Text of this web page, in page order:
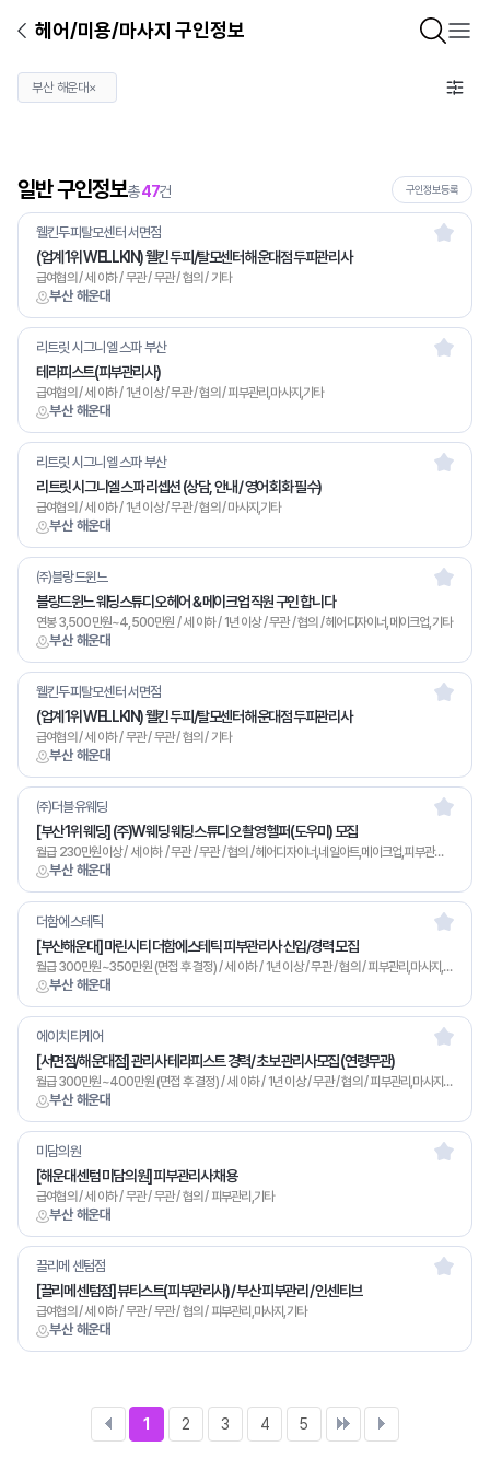
헤어/미용/마사지 구인정보
부산 해운대×
일반 구인정보총47건 구인정보등록
부산 해운대
웰킨두피탈모센터 서면점
(업계 1위 WELLKIN) 웰킨 두피/탈모센터 해운대점 두피관리사
급여협의 / 세 이하 / 무관 / 무관 / 협의 / 기타
부산 해운대
리트릿 시그니엘 스파 부산
테라피스트(피부관리사)
급여협의 / 세 이하 / 1년 이상 / 무관 / 협의 / 피부관리,마사지,기타
부산 해운대
리트릿 시그니엘 스파 부산
리트릿 시그니엘 스파 리셉션 (상담, 안내 / 영어 회화 필수)
급여협의 / 세 이하 / 1년 이상 / 무관 / 협의 / 마사지,기타
부산 해운대
㈜블랑드윈느
블랑드윈느 웨딩스튜디오 헤어 & 메이크업 직원 구인 합니다
연봉 3,500만원~4,500만원 / 세 이하 / 1년 이상 / 무관 / 협의 / 헤어디자이너,메이크업,기타
부산 해운대
웰킨두피탈모센터 서면점
(업계 1위 WELLKIN) 웰킨 두피/탈모센터 해운대점 두피관리사
급여협의 / 세 이하 / 무관 / 무관 / 협의 / 기타
부산 해운대
㈜더블유웨딩
[부산 1위 웨딩] (주)W웨딩 웨딩스튜디오 촬영 헬퍼(도우미) 모집
월급 230만원이상 / 세 이하 / 무관 / 무관 / 협의 / 헤어디자이너,네일아트,메이크업,피부관리,뷰티매니저,기타
부산 해운대
더함에스테틱
[부산해운대] 마린시티 더함에스테틱 피부관리사 신입/경력 모집
월급 300만원~350만원 (면접 후 결정) / 세 이하 / 1년 이상 / 무관 / 협의 / 피부관리,마사지,기타
부산 해운대
에이치티케어
[서면점/해운대점] 관리사 테라피스트 경력/ 초보 관리사모집 (연령무관)
월급 300만원~400만원 (면접 후 결정) / 세 이하 / 1년 이상 / 무관 / 협의 / 피부관리,마사지,기타
부산 해운대
미담의원
[해운대 센텀 미담의원] 피부관리사 채용
급여협의 / 세 이하 / 무관 / 무관 / 협의 / 피부관리,기타
부산 해운대
끌리메 센텀점
[끌리메 센텀점] 뷰티스트(피부관리사) / 부산 피부관리 / 인센티브
급여협의 / 세 이하 / 무관 / 무관 / 협의 / 피부관리,마사지,기타
1 2 3 4 5